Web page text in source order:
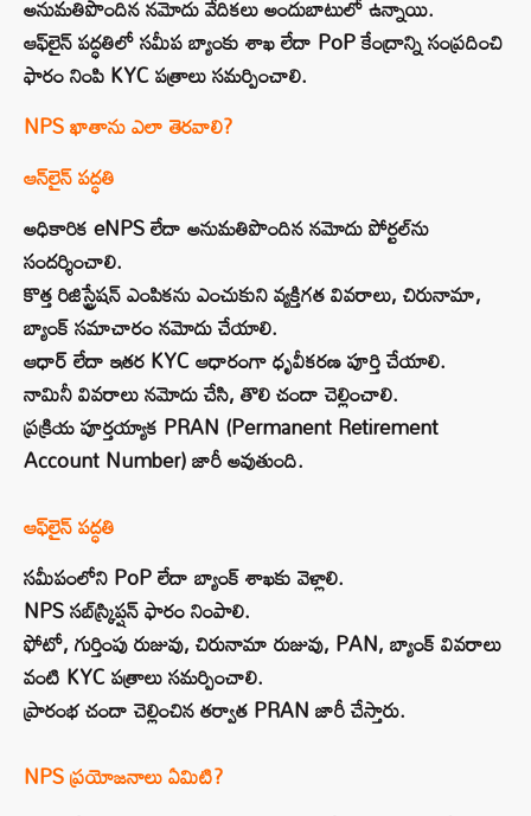
అనుమతిపొందిన నమోదు వేదికలు అందుబాటులో ఉన్నాయి.
ఆఫ్‌లైన్ పద్ధతిలో సమీప బ్యాంకు శాఖ లేదా PoP కేంద్రాన్ని సంప్రదించి
ఫారం నింపి KYC పత్రాలు సమర్పించాలి.
NPS ఖాతాను ఎలా తెరవాలి?
ఆన్‌లైన్ పద్ధతి
అధికారిక eNPS లేదా అనుమతిపొందిన నమోదు పోర్టల్‌ను
సందర్శించాలి.
కొత్త రిజిస్ట్రేషన్ ఎంపికను ఎంచుకుని వ్యక్తిగత వివరాలు, చిరునామా,
బ్యాంక్ సమాచారం నమోదు చేయాలి.
ఆధార్ లేదా ఇతర KYC ఆధారంగా ధృవీకరణ పూర్తి చేయాలి.
నామినీ వివరాలు నమోదు చేసి, తొలి చందా చెల్లించాలి.
​ప్రక్రియ పూర్తయ్యాక PRAN (Permanent Retirement
Account Number) జారీ అవుతుంది.
ఆఫ్‌లైన్ పద్ధతి
సమీపంలోని PoP లేదా బ్యాంక్ శాఖకు వెళ్లాలి.
NPS సబ్‌స్క్రిప్షన్ ఫారం నింపాలి.
ఫోటో, గుర్తింపు రుజువు, చిరునామా రుజువు, PAN, బ్యాంక్ వివరాలు
వంటి KYC పత్రాలు సమర్పించాలి.
ప్రారంభ చందా చెల్లించిన తర్వాత PRAN జారీ చేస్తారు.
NPS ప్రయోజనాలు ఏమిటి?